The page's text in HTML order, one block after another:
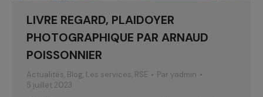
LIVRE REGARD, PLAIDOYER
PHOTOGRAPHIQUE PAR ARNAUD
POISSONNIER
Actualités, Blog, Les services, RSE Par yadmin
5 juillet 2023